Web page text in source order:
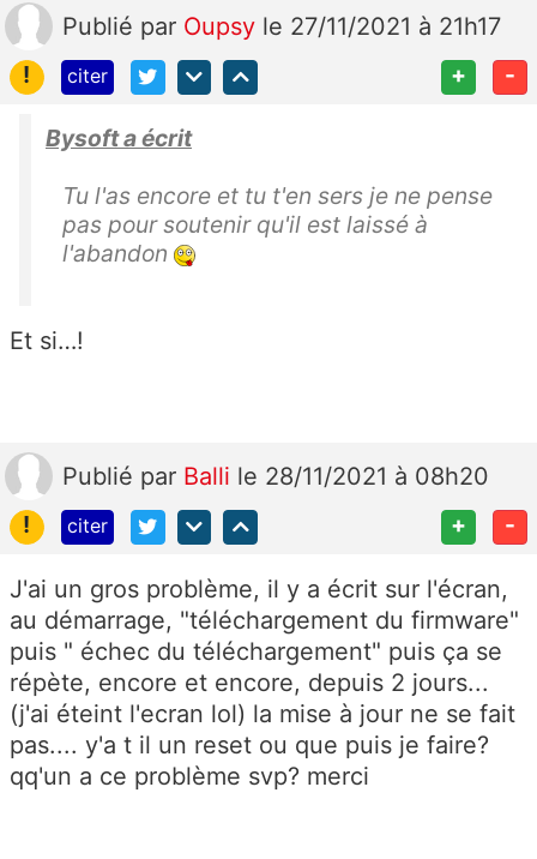
Publié par Oupsy le 27/11/2021 à 21h17
!
citer + -
Bysoft a écrit
Tu l'as encore et tu t'en sers je ne pense
pas pour soutenir qu'il est laissé à
l'abandon
Et si…!
Publié par Balli le 28/11/2021 à 08h20
!
citer + -
J'ai un gros problème, il y a écrit sur l'écran,
au démarrage, "téléchargement du firmware"
puis " échec du téléchargement" puis ça se
répète, encore et encore, depuis 2 jours...
(j'ai éteint l'ecran lol) la mise à jour ne se fait
pas.... y'a t il un reset ou que puis je faire?
qq'un a ce problème svp? merci